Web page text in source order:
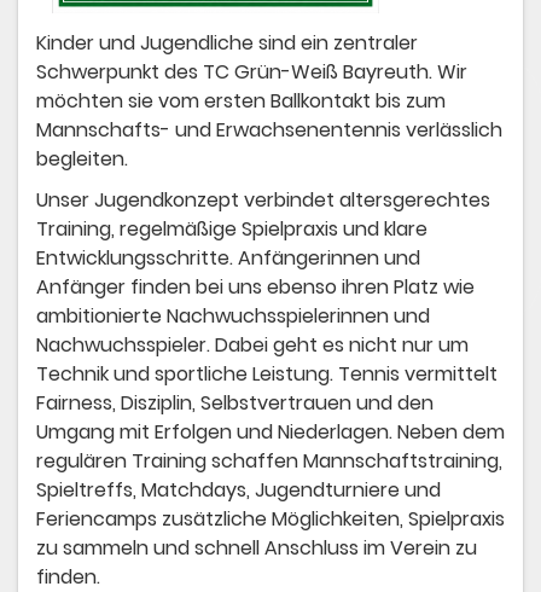
Kinder und Jugendliche sind ein zentraler
Schwerpunkt des TC Grün-Weiß Bayreuth. Wir
möchten sie vom ersten Ballkontakt bis zum
Mannschafts- und Erwachsenentennis verlässlich
begleiten.
Unser Jugendkonzept verbindet altersgerechtes
Training, regelmäßige Spielpraxis und klare
Entwicklungsschritte. Anfängerinnen und
Anfänger finden bei uns ebenso ihren Platz wie
ambitionierte Nachwuchsspielerinnen und
Nachwuchsspieler. Dabei geht es nicht nur um
Technik und sportliche Leistung. Tennis vermittelt
Fairness, Disziplin, Selbstvertrauen und den
Umgang mit Erfolgen und Niederlagen. Neben dem
regulären Training schaffen Mannschaftstraining,
Spieltreffs, Matchdays, Jugendturniere und
Feriencamps zusätzliche Möglichkeiten, Spielpraxis
zu sammeln und schnell Anschluss im Verein zu
finden.